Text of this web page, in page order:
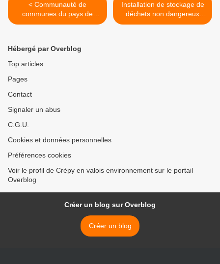
< Communauté de
communes du pays de
Valois : Le parc de
Installation de stockage de
déchets non dangereux
(ISDND) - Commission de
Hébergé par Overblog
Top articles
Pages
Contact
Signaler un abus
C.G.U.
Cookies et données personnelles
Préférences cookies
Voir le profil de Crépy en valois environnement sur le portail
Overblog
Créer un blog sur Overblog
Créer un blog